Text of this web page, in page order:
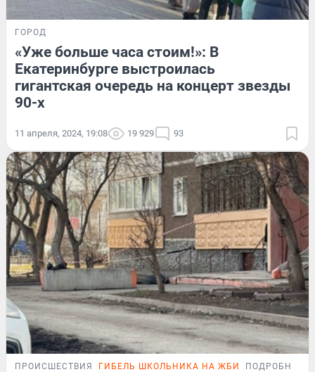
ГОРОД
«Уже больше часа стоим!»: В
Екатеринбурге выстроилась
гигантская очередь на концерт звезды
90-х
11 апреля, 2024, 19:08 19 929 93
ПРОИСШЕСТВИЯ ГИБЕЛЬ ШКОЛЬНИКА НА ЖБИ